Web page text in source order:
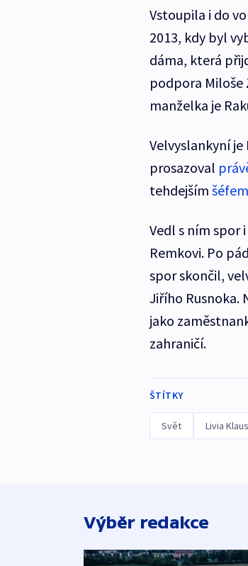
Vstoupila i do
2013, kdy byl
dáma, která
podpora Miloše
manželka je
Velvyslankyní je
prosazoval
tehdejším
Vedl s ním spor
Remkovi. Po
spor skončil,
Jiřího Rusnoka.
jako
zahraničí.
ŠTÍTKY
Svět Livia
Výběr redakce